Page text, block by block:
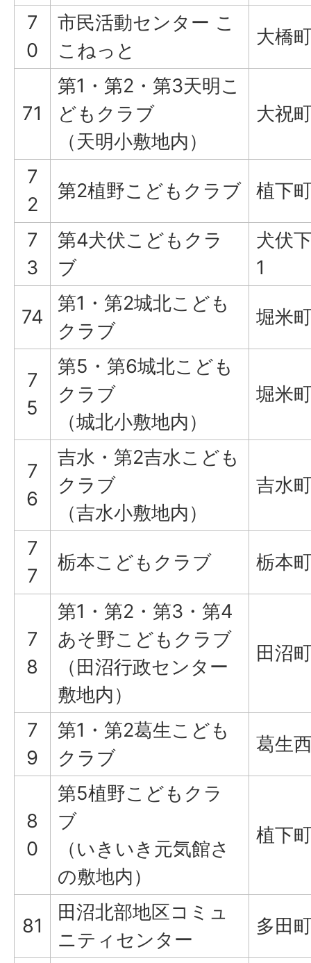
7
0
市民活動センター こ
こねっと
大橋
71
第1・第2・第3天明こ
どもクラブ
（天明小敷地内）
大祝
7
2
第2植野こどもクラブ 植下
7
3
第4犬伏こどもクラ
ブ
犬伏
1
74
第1・第2城北こども
クラブ
堀米
7
5
第5・第6城北こども
クラブ
（城北小敷地内）
堀米
7
6
吉水・第2吉水こども
クラブ
（吉水小敷地内）
吉水
7
7
栃本こどもクラブ 栃本
7
8
第1・第2・第3・第4
あそ野こどもクラブ
（田沼行政センター
敷地内）
田沼
7
9
第1・第2葛生こども
クラブ
葛生
8
0
第5植野こどもクラ
ブ
（いきいき元気館さ
の敷地内）
植下
81
田沼北部地区コミュ
ニティセンター
多田